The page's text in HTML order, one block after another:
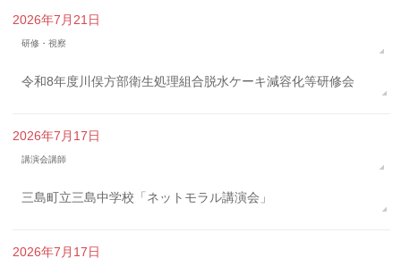
2026年7月21日
研修・視察
令和8年度川俣方部衛生処理組合脱水ケーキ減容化等研修会
2026年7月17日
講演会講師
三島町立三島中学校「ネットモラル講演会」
2026年7月17日